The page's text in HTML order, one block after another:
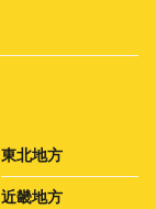
東北地方
近畿地方